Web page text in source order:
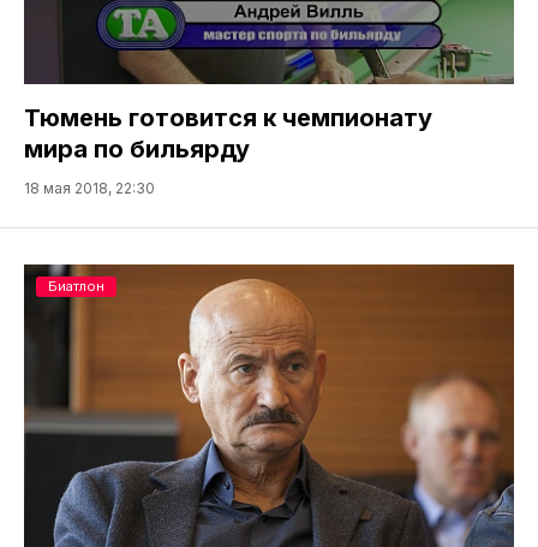
Тюмень готовится к чемпионату
мира по бильярду
18 мая 2018, 22:30
Биатлон